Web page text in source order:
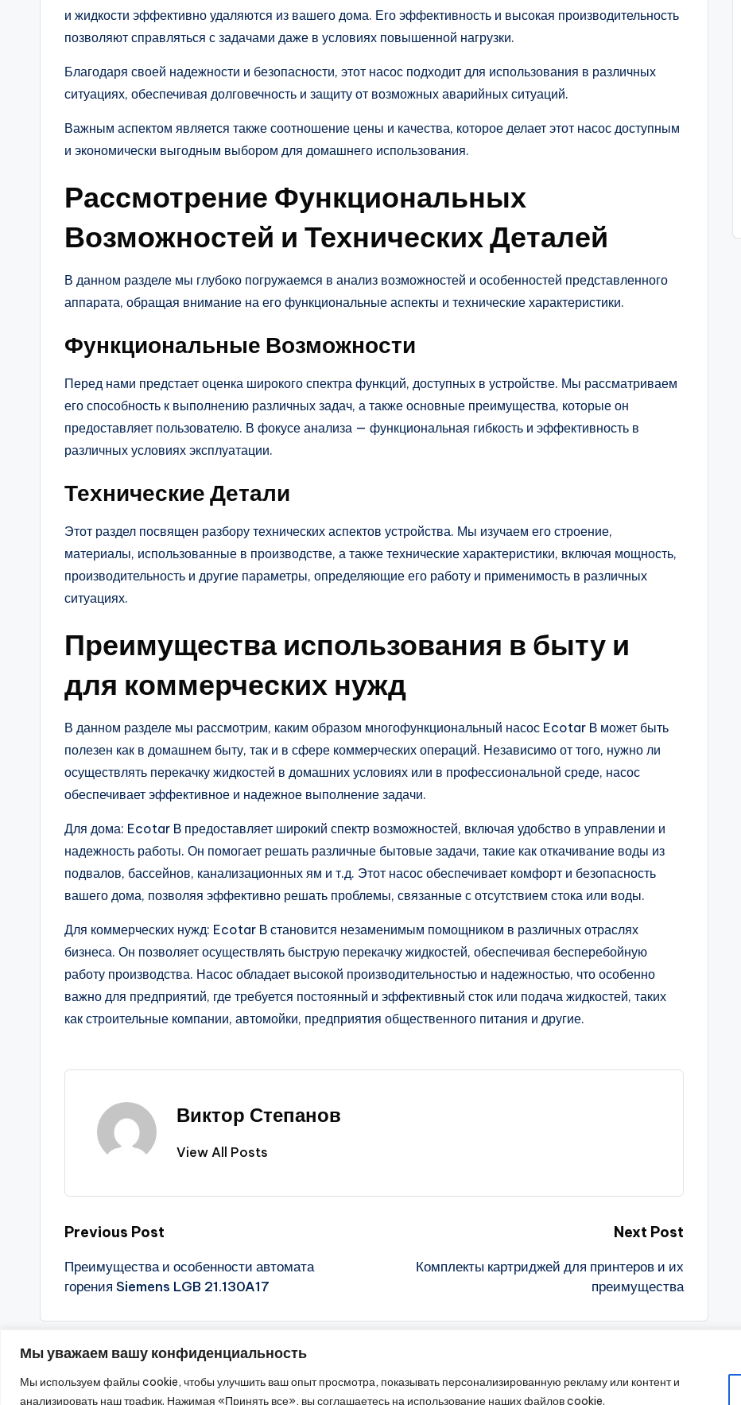
Мы уважаем вашу конфиденциальность
Мы используем файлы cookie, чтобы улучшить ваш опыт просмотра, показывать персонализированную рекламу или контент и
анализировать наш трафик. Нажимая «Принять все», вы соглашаетесь на использование наших файлов cookie.
и жидкости эффективно удаляются из вашего дома. Его эффективность и высокая производительность
позволяют справляться с задачами даже в условиях повышенной нагрузки.
Благодаря своей надежности и безопасности, этот насос подходит для использования в различных
ситуациях, обеспечивая долговечность и защиту от возможных аварийных ситуаций.
Важным аспектом является также соотношение цены и качества, которое делает этот насос доступным
и экономически выгодным выбором для домашнего использования.
Рассмотрение Функциональных
Возможностей и Технических Деталей
В данном разделе мы глубоко погружаемся в анализ возможностей и особенностей представленного
аппарата, обращая внимание на его функциональные аспекты и технические характеристики.
Функциональные Возможности
Перед нами предстает оценка широкого спектра функций, доступных в устройстве. Мы рассматриваем
его способность к выполнению различных задач, а также основные преимущества, которые он
предоставляет пользователю. В фокусе анализа — функциональная гибкость и эффективность в
различных условиях эксплуатации.
Технические Детали
Этот раздел посвящен разбору технических аспектов устройства. Мы изучаем его строение,
материалы, использованные в производстве, а также технические характеристики, включая мощность,
производительность и другие параметры, определяющие его работу и применимость в различных
ситуациях.
Преимущества использования в быту и
для коммерческих нужд
В данном разделе мы рассмотрим, каким образом многофункциональный насос Ecotar B может быть
полезен как в домашнем быту, так и в сфере коммерческих операций. Независимо от того, нужно ли
осуществлять перекачку жидкостей в домашних условиях или в профессиональной среде, насос
обеспечивает эффективное и надежное выполнение задачи.
Для дома: Ecotar B предоставляет широкий спектр возможностей, включая удобство в управлении и
надежность работы. Он помогает решать различные бытовые задачи, такие как откачивание воды из
подвалов, бассейнов, канализационных ям и т.д. Этот насос обеспечивает комфорт и безопасность
вашего дома, позволяя эффективно решать проблемы, связанные с отсутствием стока или воды.
Для коммерческих нужд: Ecotar B становится незаменимым помощником в различных отраслях
бизнеса. Он позволяет осуществлять быструю перекачку жидкостей, обеспечивая бесперебойную
работу производства. Насос обладает высокой производительностью и надежностью, что особенно
важно для предприятий, где требуется постоянный и эффективный сток или подача жидкостей, таких
как строительные компании, автомойки, предприятия общественного питания и другие.
Виктор Степанов
View All Posts
Post
navigation
Previous Post
Преимущества и особенности автомата
горения Siemens LGB 21.130A17
Next Post
Комплекты картриджей для принтеров и их
преимущества
2026 — Промышленное оборудование . Все права защищены